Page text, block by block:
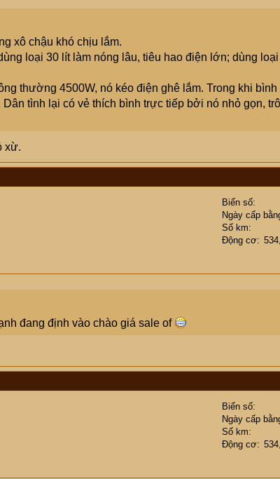
xô chậu khó chịu lắm.
loại 30 lít làm nóng lâu, tiêu hao điện lớn; dùng
thường 4500W, nó kéo điện ghê lắm. Trong khi bình
tình lại có vẻ thích bình trực tiếp bởi nó nhỏ gọn,
xừ.
Biển số
Ngày cấp
Số km
Động cơ
đang định vào chào giá sale of
Biển số
Ngày cấp
Số km
Động cơ